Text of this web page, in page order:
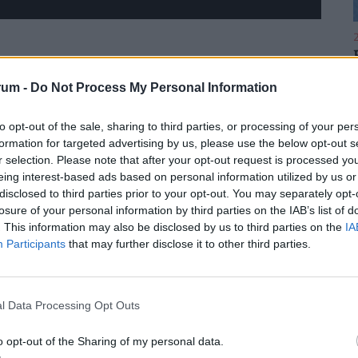
- Do Not Process My Personal Information
opt-out of the sale, sharing to third parties, or processing of your
for targeted advertising by us, please use the below opt-out
selection. Please note that after your opt-out request is processed
interest-based ads based on personal information utilized by us
to third parties prior to your opt-out. You may separately
of your personal information by third parties on the IAB’s list of
This information may also be disclosed by us to third parties on the
Participants that may further disclose it to other third parties.
Data Processing Opt Outs
opt-out of the Sharing of my personal data.
álló emberek és döntések logikáját is
milyen növényekkel dolgozik a beszállító.
Aldival, hogyan indult, milyen tételeket
túl eljut-e a friss áru külföldre is – illetve
megoldások segítik a gyors, mégis stabil
vagy a digitális nyomon követésnél, miközben
magyar forrás mellett, mitől válhat valaki
szűrik ki, ami nem üti meg a